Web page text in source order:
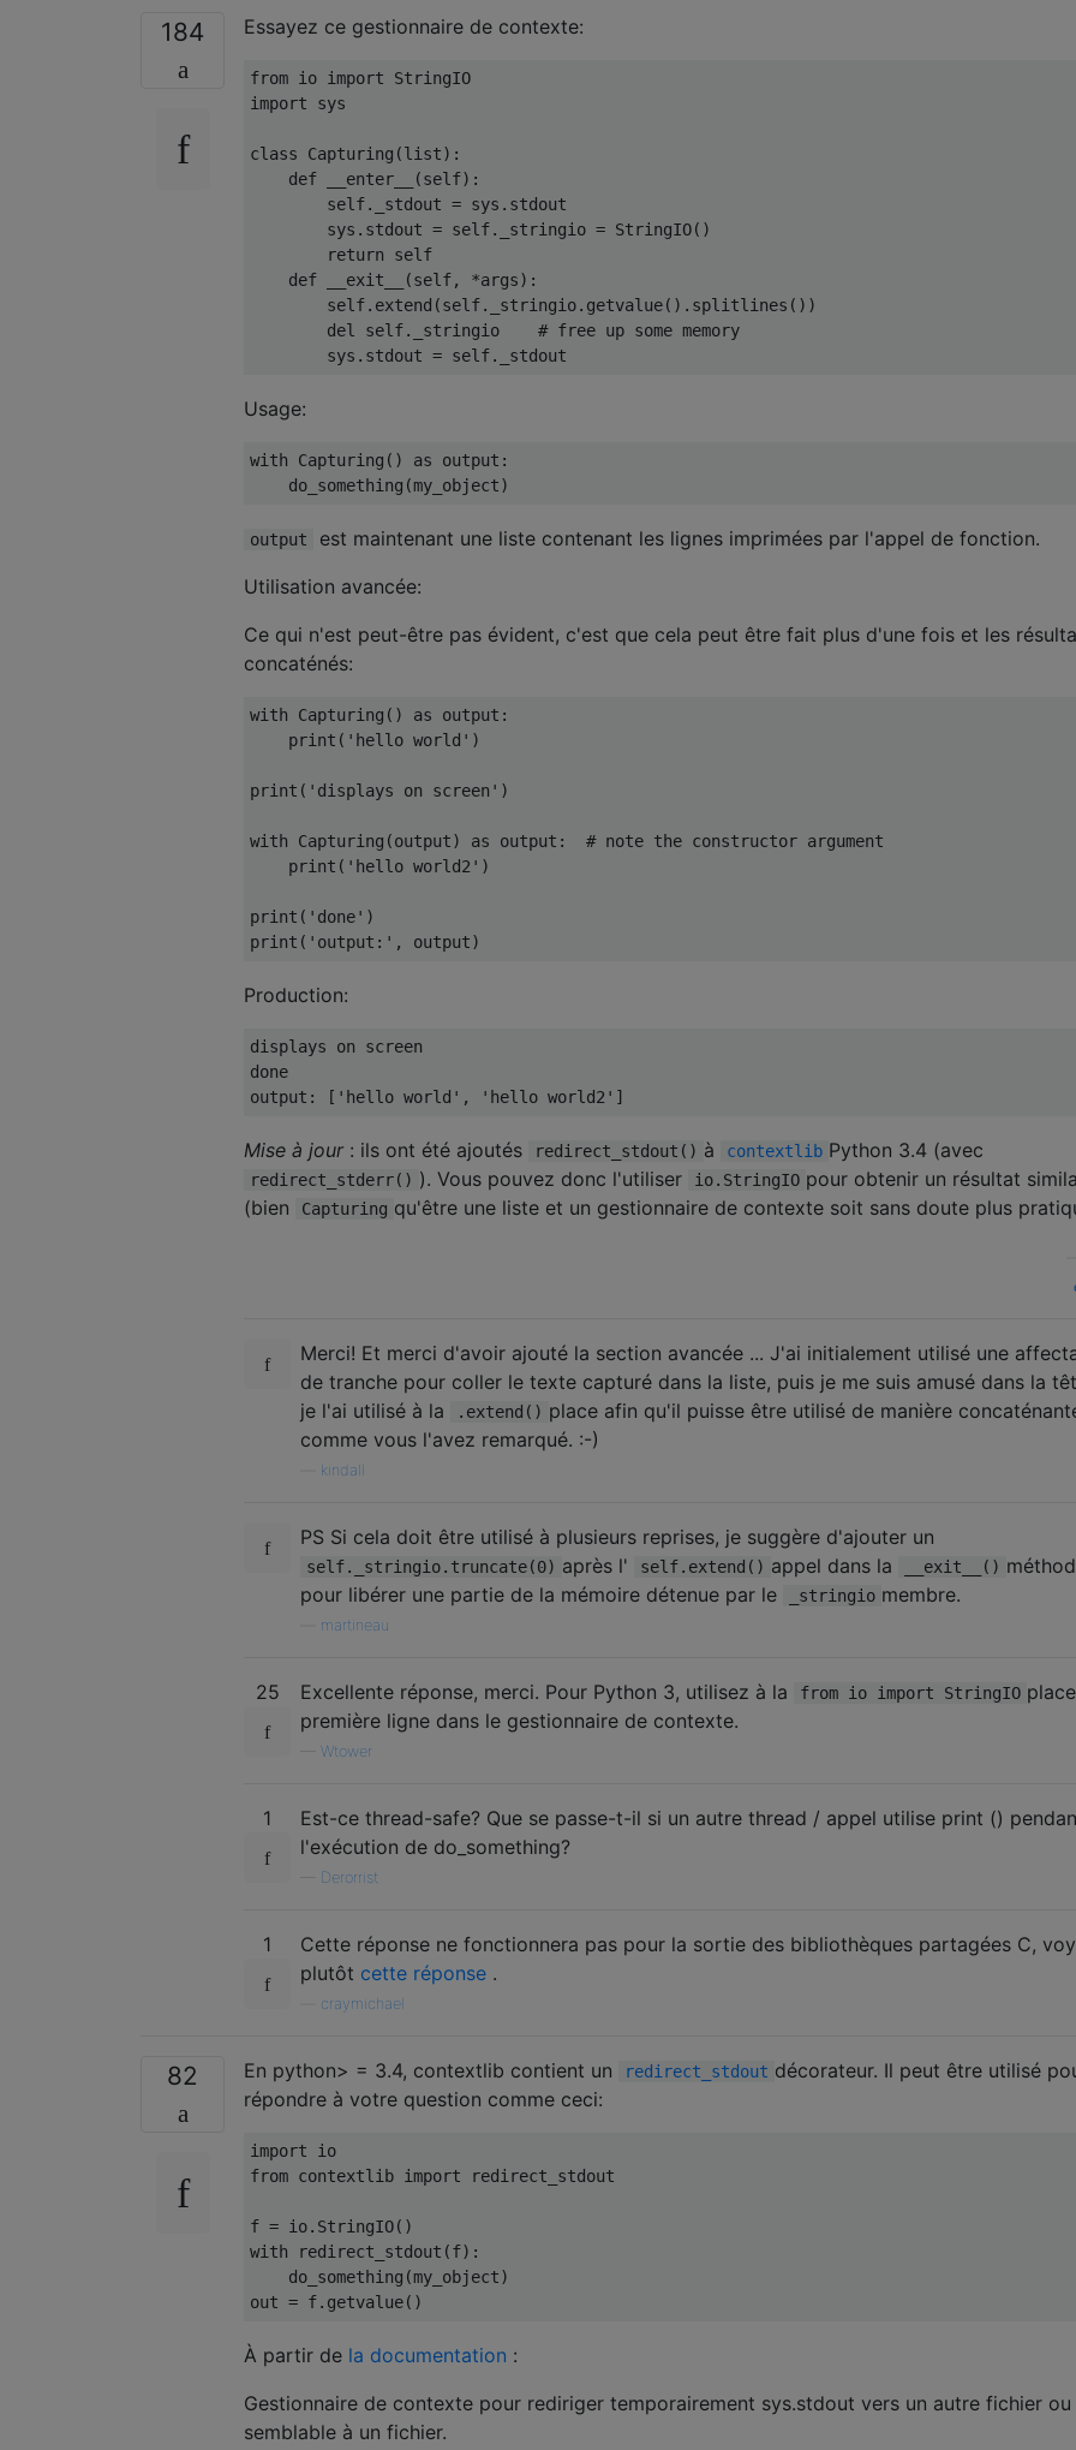
184 Essayez ce gestionnaire de contexte:
from io import
StringIO
import sys
class Capturing (list):
def __enter__ (self):
        self
. _stdout = sys . stdout
        sys
. stdout = self. _stringio = StringIO()
return self
def __exit__ (self, *args):
        self
. extend (self. _stringio. getvalue(). splitlines ())
del
self. _stringio # free up some memory
        sys
. stdout = self. _stdout
Usage:
with Capturing () as output :
    do_something
(my_object)
output
est maintenant une liste contenant les lignes imprimées par l'appel de fonction.
Utilisation avancée:
Ce qui n'est peut-être pas évident, c'est que cela peut être fait plus d'une fois et les
concaténés:
with Capturing () as output :
print ( 'hello world' )
print ( 'displays on screen' )
with Capturing (output) as output :
# note the constructor argument
print ( 'hello world2' )
print ( 'done' )
print ( 'output:' , output)
Production:
displays on screen
done
output: ['hello world', 'hello world2']
Mise à jour : ils ont été ajoutés redirect_stdout() à contextlib Python 3.4 (avec
redirect_stderr() ). Vous pouvez donc l'utiliser io.StringIO pour obtenir un résultat
(bien
Capturing qu'être une liste et un gestionnaire de contexte soit sans doute plus
Merci! Et merci d'avoir ajouté la section avancée ... J'ai initialement utilisé une
de tranche pour coller le texte capturé dans la liste, puis je me suis amusé dans la
je l'ai utilisé à la
.extend() place afin qu'il puisse être utilisé de manière
comme vous l'avez remarqué. :-)
kindall
PS Si cela doit être utilisé à plusieurs reprises, je suggère d'ajouter un
self._stringio.truncate(0) après l' self.extend() appel dans la __exit__()
pour libérer une partie de la mémoire détenue par le
_stringio membre.
martineau
25 Excellente réponse, merci. Pour Python 3, utilisez à la from io import StringIO
première ligne dans le gestionnaire de contexte.
Wtower
1
Est-ce thread-safe? Que se passe-t-il si un autre thread / appel utilise print ()
l'exécution de do_something?
Derorrist
1
Cette réponse ne fonctionnera pas pour la sortie des bibliothèques partagées C,
plutôt cette réponse .
craymichael
82 En python> = 3.4, contextlib contient un redirect_stdout décorateur. Il peut être utilisé
répondre à votre question comme ceci:
import io
from contextlib import redirect_stdout
f = io. StringIO()
with redirect_stdout (f):
    do_something
(my_object)
out = f. getvalue()
À partir de la documentation :
Gestionnaire de contexte pour rediriger temporairement sys.stdout vers un autre fichier
semblable à un fichier.